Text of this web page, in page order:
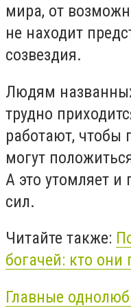
мира, от
не находит
созвездия.
Людям
трудно
работают, чтобы
могут
А это утомляет
сил.
Читайте также:
богачей: кто они
Главные